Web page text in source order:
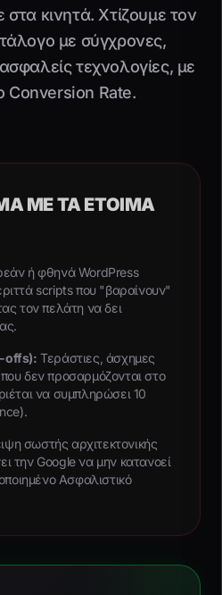
κινητά. Χτίζουμε τον
με σύγχρονες,
τεχνολογίες, με
Conversion Rate.
ΜΕ ΤΑ ΈΤΟΙΜΑ
ή φθηνά WordPress
scripts που "βαραίνουν"
τον πελάτη να δει
offs): Τεράστιες, άσχημες
δεν προσαρμόζονται στο
να συμπληρώσει 10
σωστής αρχιτεκτονικής
την Google να μην κατανοεί
Ασφαλιστικό